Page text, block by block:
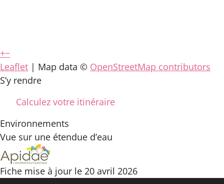
+−
Leaflet | Map data © OpenStreetMap contributors
S’y rendre
Calculez votre itinéraire
Environnements
Vue sur une étendue d’eau
Fiche mise à jour le 20 avril 2026